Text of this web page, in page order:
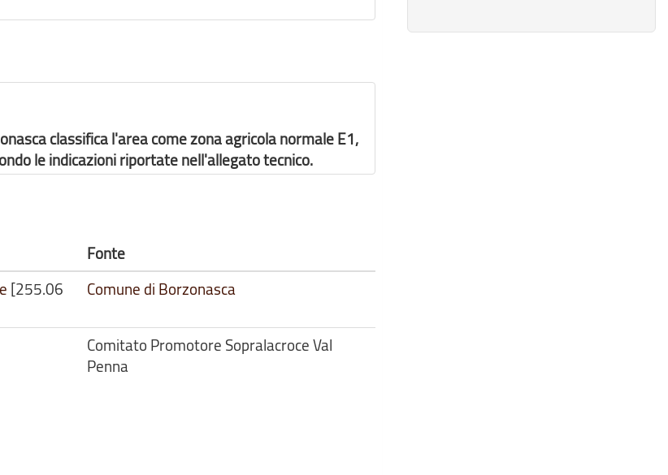
classifica l'area come zona agricola normale E1,
le indicazioni riportate nell'allegato tecnico.
Fonte
[255.06
Comune di Borzonasca
Comitato Promotore Sopralacroce Val
Penna